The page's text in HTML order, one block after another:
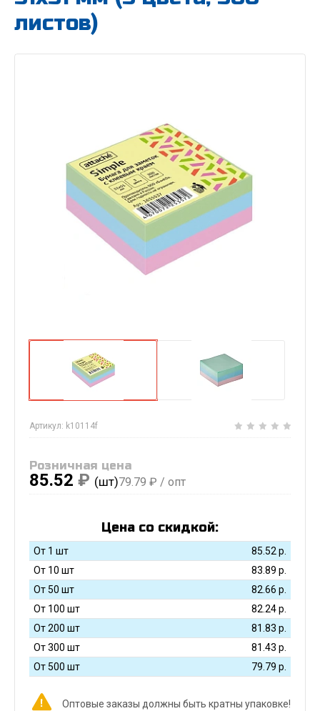
листов)
Артикул: k10114f
Розничная цена
85.52 ₽ (шт)79.79 ₽ / опт
Цена со скидкой:
От 1 шт 85.52 р.
От 10 шт
83.89 р.
От 50 шт
82.66 р.
От 100 шт
82.24р.
От 200 шт
81.83 р.
От 300 шт
81.43 р.
От 500 шт
79.79 р.
Оптовые заказы должны быть кратны упаковке!